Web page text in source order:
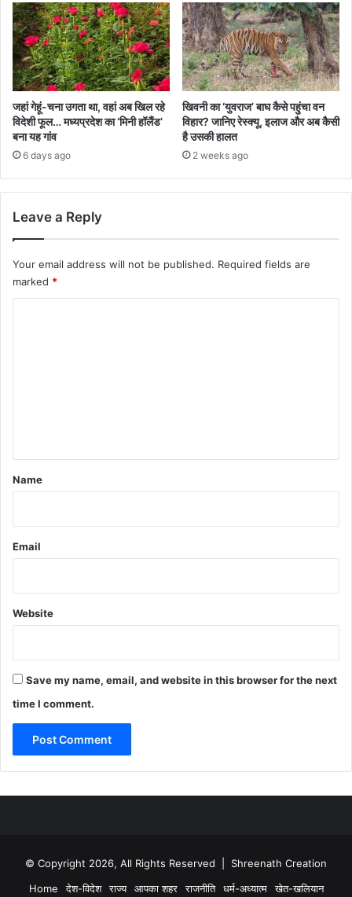
जहां गेहूं-चना उगता था, वहां अब खिल रहे
विदेशी फूल… मध्यप्रदेश का ‘मिनी हॉलैंड’
बना यह गांव
6 days ago
खिवनी का ‘युवराज’ बाघ कैसे पहुंचा वन
विहार? जानिए रेस्क्यू, इलाज और अब कैसी
है उसकी हालत
2 weeks ago
Leave a Reply
Your email address will not be published. Required fields are
marked *
*
Name
Email
Website
Save my name, email, and website in this browser for the next
time I comment.
© Copyright 2026, All Rights Reserved | Shreenath Creation
Home
देश-विदेश राज्य आपका शहर राजनीति धर्म-अध्यात्म खेत-खलियान